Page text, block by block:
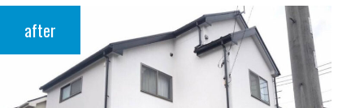
after